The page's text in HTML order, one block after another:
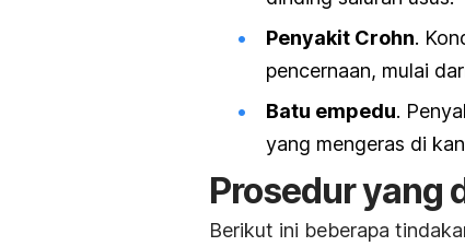
Penyakit Crohn.
pencernaan, mulai
Batu empedu.
yang mengeras di
Prosedur yang
Berikut ini beberapa